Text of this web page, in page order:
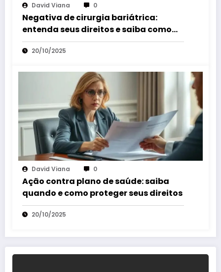
David Viana 0
Negativa de cirurgia bariátrica:
entenda seus direitos e saiba como
agir
20/10/2025
David Viana 0
Ação contra plano de saúde: saiba
quando e como proteger seus direitos
20/10/2025